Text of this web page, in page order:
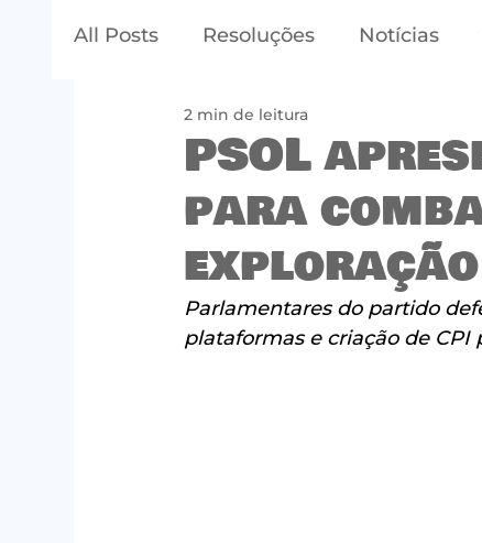
All Posts Resoluções Notícias
PSOL
para
2 min de leitura
Parlamentares do partido
plataformas e criação de